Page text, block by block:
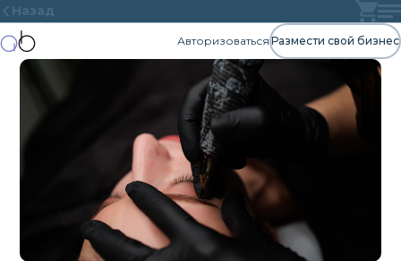
Назад
Авторизоваться Размести свой бизнес